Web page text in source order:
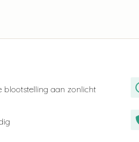
blootstelling aan zonlicht